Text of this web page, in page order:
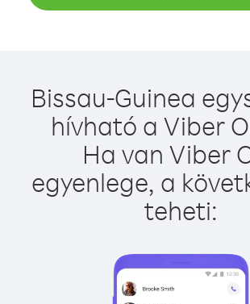
Bissau-Guinea
hívható a Viber
Ha van Viber
egyenlege, a
teheti: